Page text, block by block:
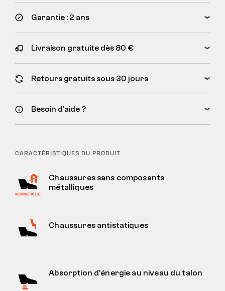
Garantie : 2 ans
Livraison gratuite dès 80 €
Retours gratuits sous 30 jours
Besoin d’aide ?
CARACTÉRISTIQUES DU PRODUIT
Chaussures sans composants
métalliques
Chaussures antistatiques
Absorption d'énergie au niveau du talon